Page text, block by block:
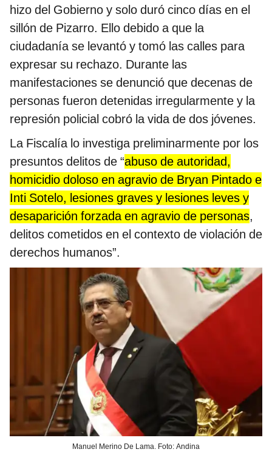
hizo del Gobierno y solo duró cinco días en el
sillón de Pizarro. Ello debido a que la
ciudadanía se levantó y tomó las calles para
expresar su rechazo. Durante las
manifestaciones se denunció que decenas de
personas fueron detenidas irregularmente y la
represión policial cobró la vida de dos jóvenes.
La Fiscalía lo investiga preliminarmente por los
presuntos delitos de “abuso de autoridad,
homicidio doloso en agravio de Bryan Pintado e
Inti Sotelo, lesiones graves y lesiones leves y
desaparición forzada en agravio de personas,
delitos cometidos en el contexto de violación de
derechos humanos”.
Manuel Merino De Lama. Foto: Andina